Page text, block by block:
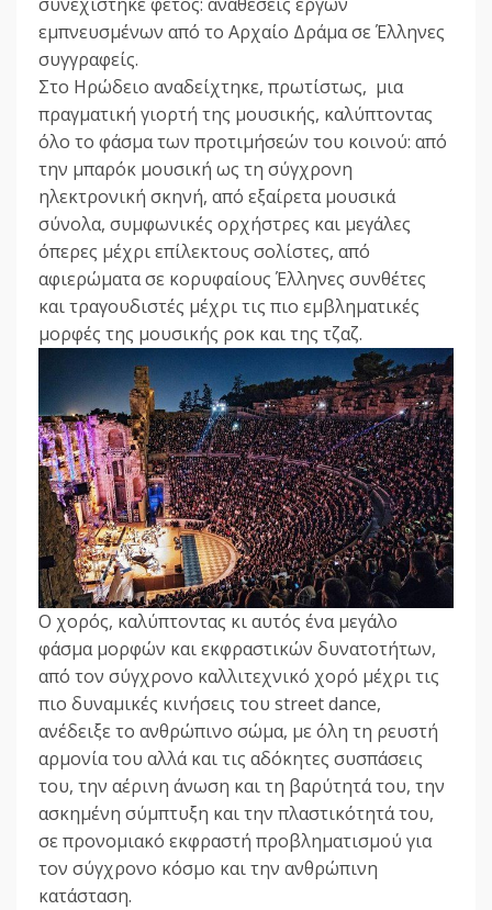
εμπνευσμένων από το Αρχαίο Δράμα σε Έλληνες
συγγραφείς.
Στο Ηρώδειο αναδείχτηκε, πρωτίστως, μια
πραγματική γιορτή της μουσικής, καλύπτοντας
όλο το φάσμα των προτιμήσεών του κοινού: από
την μπαρόκ μουσική ως τη σύγχρονη
ηλεκτρονική σκηνή, από εξαίρετα μουσικά
σύνολα, συμφωνικές ορχήστρες και μεγάλες
όπερες μέχρι επίλεκτους σολίστες, από
αφιερώματα σε κορυφαίους Έλληνες συνθέτες
και τραγουδιστές μέχρι τις πιο εμβληματικές
μορφές της μουσικής ροκ και της τζαζ.
Ο χορός, καλύπτοντας κι αυτός ένα μεγάλο
φάσμα μορφών και εκφραστικών δυνατοτήτων,
από τον σύγχρονο καλλιτεχνικό χορό μέχρι τις
πιο δυναμικές κινήσεις του street dance,
ανέδειξε το ανθρώπινο σώμα, με όλη τη ρευστή
αρμονία του αλλά και τις αδόκητες συσπάσεις
του, την αέρινη άνωση και τη βαρύτητά του, την
ασκημένη σύμπτυξη και την πλαστικότητά του,
σε προνομιακό εκφραστή προβληματισμού για
τον σύγχρονο κόσμο και την ανθρώπινη
κατάσταση.